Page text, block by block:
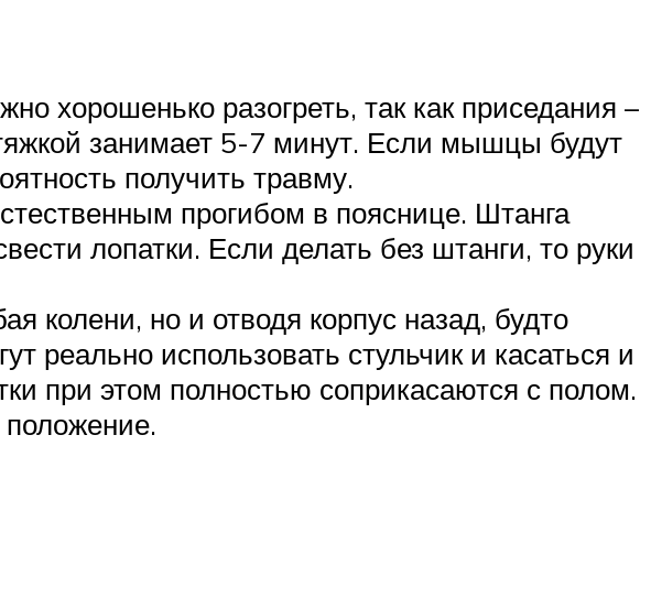
хорошенько разогреть, так как приседания –
занимает 5-7 минут. Если мышцы будут
получить травму.
прогибом в пояснице. Штанга
лопатки. Если делать без штанги, то руки
колени, но и отводя корпус назад, будто
реально использовать стульчик и касаться и
при этом полностью соприкасаются с полом.